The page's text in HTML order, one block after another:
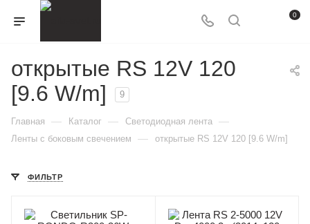
0
открытые RS 12V 120
[9.6 W/m]
9
Главная — Каталог — Светодиодная лента —
Ленты с боковым свечением — открытые RS 12V 120 [9.6 W/m]
ФИЛЬТР